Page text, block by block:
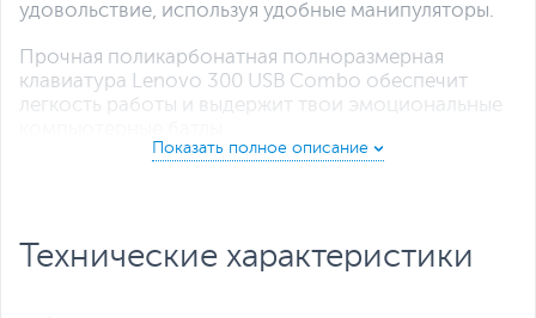
удовольствие, используя удобные манипуляторы.
Прочная поликарбонатная полноразмерная
клавиатура Lenovo 300 USB Combo обеспечит
легкость работы и выдержит твои эмоциональные
Ни одна твоя команда не останется
Технические характеристики